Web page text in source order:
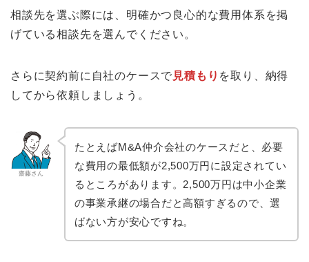
相談先を選ぶ際には、明確かつ良心的な費用体系を掲
げている相談先を選んでください。
さらに契約前に自社のケースで 見積もり を取り、納得
してから依頼しましょう。
齋藤さん
たとえばM&A仲介会社のケースだと、必要
な費用の最低額が2,500万円に設定されてい
るところがあります。2,500万円は中小企業
の事業承継の場合だと高額すぎるので、選
ばない方が安心ですね。